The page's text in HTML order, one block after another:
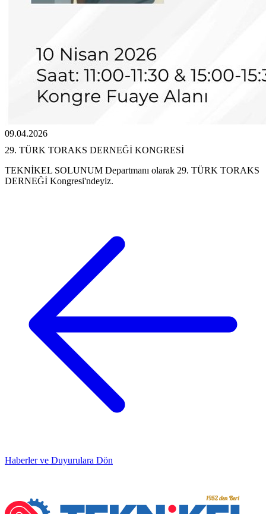
09.04.2026
29. TÜRK TORAKS DERNEĞİ KONGRESİ
TEKNİKEL SOLUNUM Departmanı olarak 29. TÜRK TORAKS
DERNEĞİ Kongresi'ndeyiz.
Haberler ve Duyurulara Dön